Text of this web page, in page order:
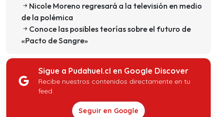
Nicole Moreno regresará a la televisión en medio
de la polémica
Conoce las posibles teorías sobre el futuro de
«Pacto de Sangre»
Sigue a Pudahuel.cl en Google Discover
Recibe nuestros contenidos directamente en tu
feed.
Seguir en Google